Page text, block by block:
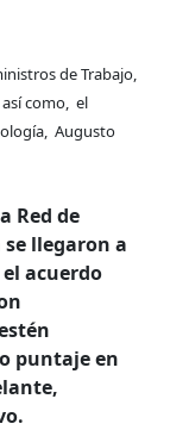
de Trabajo,
como, el
Augusto
Red de
llegaron a
acuerdo
puntaje en